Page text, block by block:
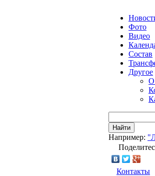
Фото
Видео
Состав
Другое
О
Найти
Например:
Контакты